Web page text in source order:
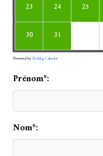
23 24 25
30 31
Powered by Booking Calendar
Prénom*:
Nom*: